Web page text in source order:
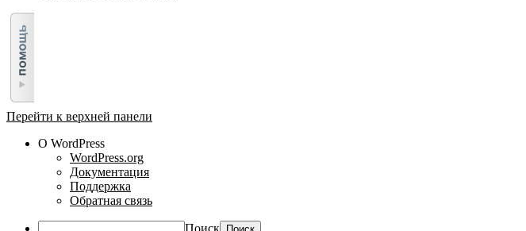
Перейти к верхней панели
О WordPress
WordPress.org
Документация
Поддержка
Обратная связь
Поиск